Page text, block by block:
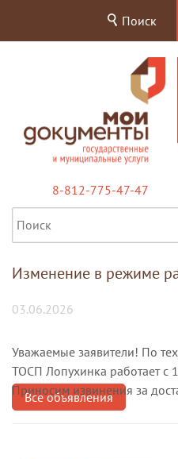
Поиск
8-812-775-47-47
Изменение в режиме
03.06.2026
Уважаемые заявители! По
ТОСП Лопухинка работает с
Приносим извинения за
Все объявления